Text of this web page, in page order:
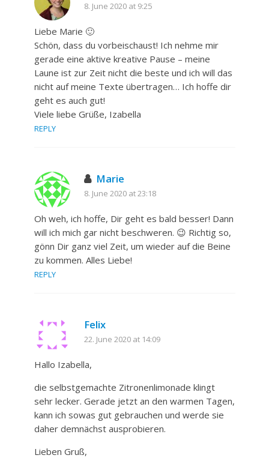
8. June 2020 at 9:25
Liebe Marie 🙂
Schön, dass du vorbeischaust! Ich nehme mir
gerade eine aktive kreative Pause – meine
Laune ist zur Zeit nicht die beste und ich will das
nicht auf meine Texte übertragen… Ich hoffe dir
geht es auch gut!
Viele liebe Grüße, Izabella
REPLY
Marie
8. June 2020 at 23:18
Oh weh, ich hoffe, Dir geht es bald besser! Dann
will ich mich gar nicht beschweren. 😉 Richtig so,
gönn Dir ganz viel Zeit, um wieder auf die Beine
zu kommen. Alles Liebe!
REPLY
Felix
22. June 2020 at 14:09
Hallo Izabella,
die selbstgemachte Zitronenlimonade klingt
sehr lecker. Gerade jetzt an den warmen Tagen,
kann ich sowas gut gebrauchen und werde sie
daher demnächst ausprobieren.
Lieben Gruß,